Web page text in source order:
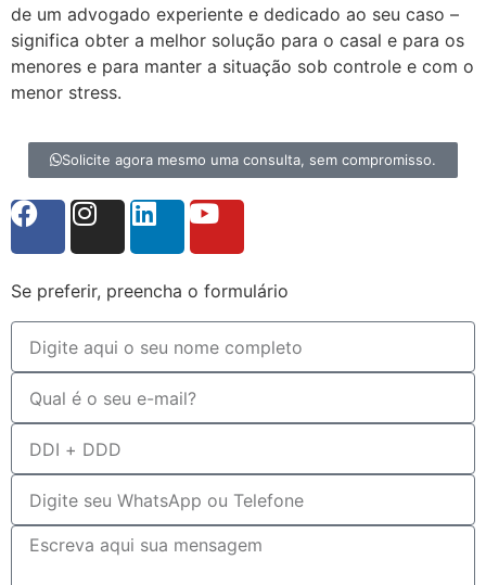
de um advogado experiente e dedicado ao seu caso –
significa obter a melhor solução para o casal e para os
menores e para manter a situação sob controle e com o
menor stress.
Solicite agora mesmo uma consulta, sem compromisso.
Se preferir, preencha o formulário